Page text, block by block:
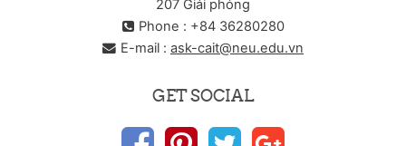
207 Giải phóng
Phone : +84 36280280
E-mail : ask-cait@neu.edu.vn
GET SOCIAL